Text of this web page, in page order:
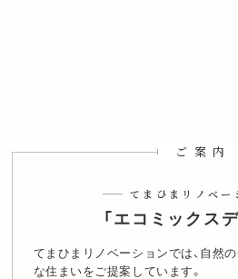
ご案内
てまひまリノベー
「エコミックス
てまひまリノベーションでは、自然
な住まいをご提案しています。